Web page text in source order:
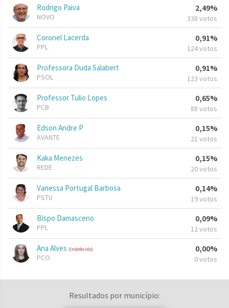
Rodrigo Paiva
NOVO
2,49%
338 votos
Coronel Lacerda
PPL
0,91%
124 votos
Professora Duda Salabert
PSOL
0,91%
123 votos
Professor Tulio Lopes
PCB
0,65%
88 votos
Edson Andre P
AVANTE
0,15%
21 votos
Kaka Menezes
REDE
0,15%
20 votos
Vanessa Portugal Barbosa
PSTU
0,14%
19 votos
Bispo Damasceno
PPL
0,09%
12 votos
Ana Alves (Indeferido)
PCO
0,00%
0 votos
Resultados por município: